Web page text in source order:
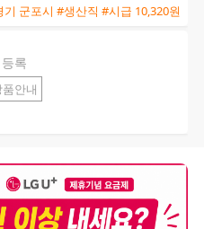
기 군포시 #생산직 #시급 10,320원
록
안내